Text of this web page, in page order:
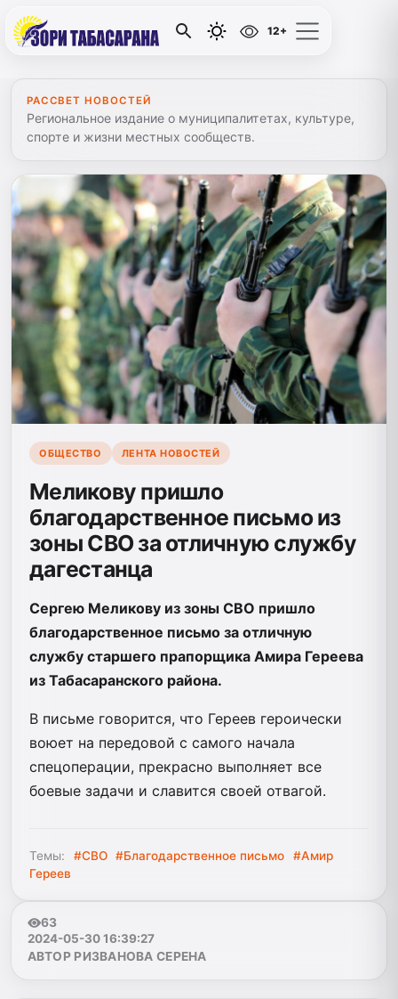
12+
РАССВЕТ НОВОСТЕЙ
Региональное издание о муниципалитетах, культуре,
спорте и жизни местных сообществ.
ОБЩЕСТВО ЛЕНТА НОВОСТЕЙ
Меликову пришло
благодарственное письмо из
зоны СВО за отличную службу
дагестанца
Сергею Меликову из зоны СВО пришло
благодарственное письмо за отличную
службу старшего прапорщика Амира Гереева
из Табасаранского района.
В письме говорится, что Гереев героически
воюет на передовой с самого начала
спецоперации, прекрасно выполняет все
боевые задачи и славится своей отвагой.
Темы: #СВО #Благодарственное письмо
#Амир
Гереев
63
2024-05-30 16:39:27
АВТОР РИЗВАНОВА СЕРЕНА